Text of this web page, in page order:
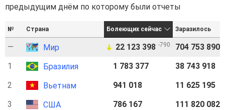
предыдущим днём по которому были отчеты
№ Страна Болеющих сейчас Заразилось
— Мир ➜ 22 123 398 -790
704 753 890
1
Бразилия 1 783 377
38 743 918
2
Вьетнам 941 018
11 625 195
3
США 786 167
111 820 082